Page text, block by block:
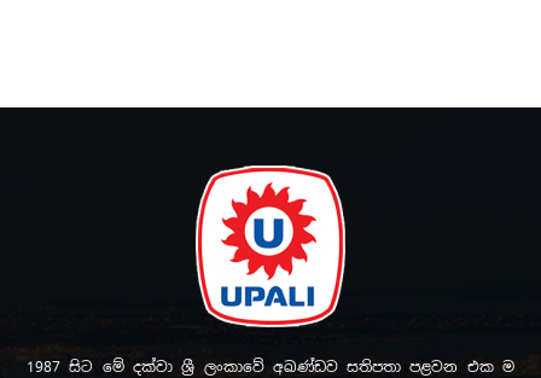
1987 සිට මේ දක්වා ශ්‍රී ලංකාවේ අඛණ්ඩව සතිපතා පළවන එක ම